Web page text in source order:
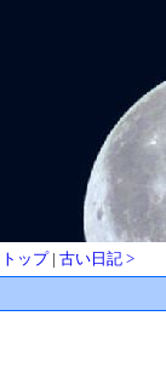
トップ| 古い日記 >